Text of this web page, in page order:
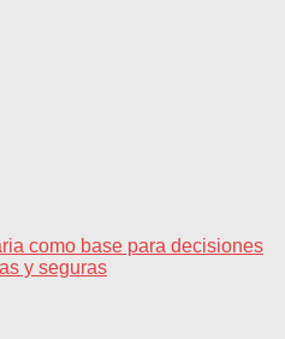
como base para decisiones
y seguras